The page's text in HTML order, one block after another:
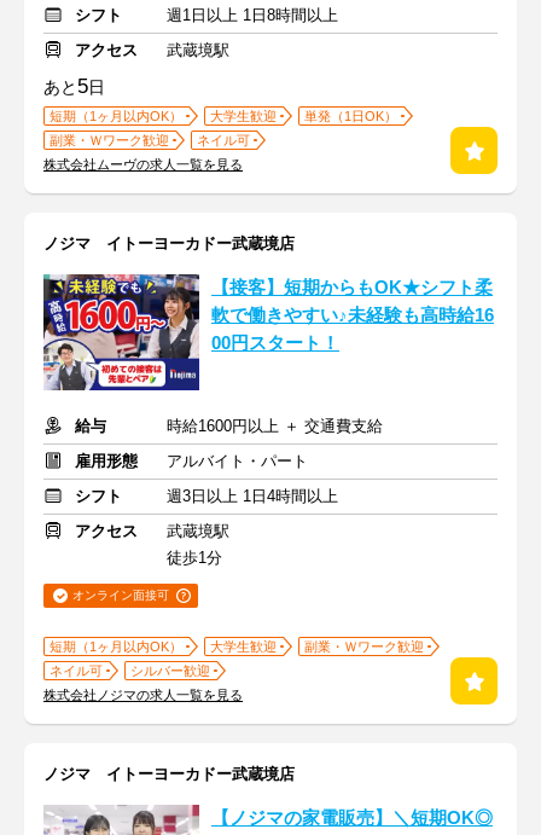
シフト
週1日以上 1日8時間以上
アクセス
武蔵境駅
あと 5日
短期（1ヶ月以内OK） 大学生歓迎
単発（1日OK）
副業・Ｗワーク歓迎
ネイル可
株式会社ムーヴの求人一覧を見る
ノジマ イトーヨーカドー武蔵境店
【接客】短期からもOK★シフト柔
軟で働きやすい♪未経験も高時給16
00円スタート！
給与
時給1600円以上 ＋ 交通費支給
雇用形態
アルバイト・パート
シフト
週3日以上 1日4時間以上
アクセス
武蔵境駅
徒歩1分
オンライン面接可
短期（1ヶ月以内OK） 大学生歓迎
副業・Ｗワーク歓迎
ネイル可
シルバー歓迎
株式会社ノジマの求人一覧を見る
ノジマ イトーヨーカドー武蔵境店
【ノジマの家電販売】＼短期OK◎